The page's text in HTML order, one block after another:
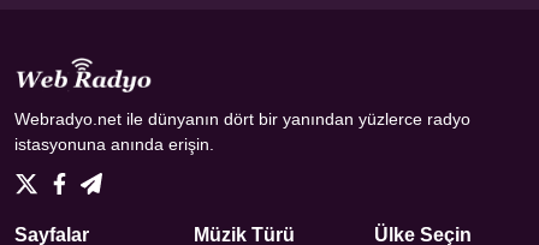
Webradyo.net ile dünyanın dört bir yanından yüzlerce radyo
istasyonuna anında erişin.
Sayfalar Müzik Türü Ülke Seçin